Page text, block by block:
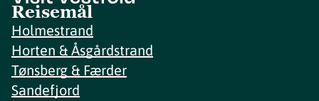
Reisemål
Holmestrand
Horten & Åsgårdstrand
Tønsberg & Færder
Sandefjord